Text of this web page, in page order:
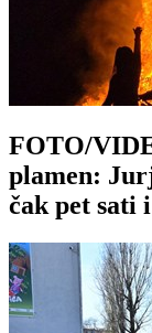
FOTO/
plamen:
čak pet sati